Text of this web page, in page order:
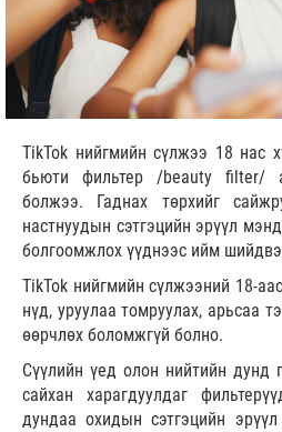
TikTok нийгмийн сүлжээ 18 нас
бьюти фильтер /beauty filter/
болжээ. Гаднах төрхийг
настнуудын сэтгэцийн эрүүл
болгоомжлох үүднээс ийм
TikTok нийгмийн сүлжээний 18-
нүд, уруулаа томруулах, арьсаа
өөрчлөх боломжгүй болно.
Сүүлийн үед олон нийтийн дунд
сайхан харагдуулдаг
дундаа охидын сэтгэцийн